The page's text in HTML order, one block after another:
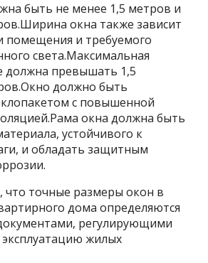
быть не менее 1,5 метров и
окна также зависит
помещения и требуемого
света.Максимальная
должна превышать 1,5
должно быть
с повышенной
окна должна быть
устойчивого к
и обладать защитным
что точные размеры окон в
дома определяются
регулирующими
эксплуатацию жилых